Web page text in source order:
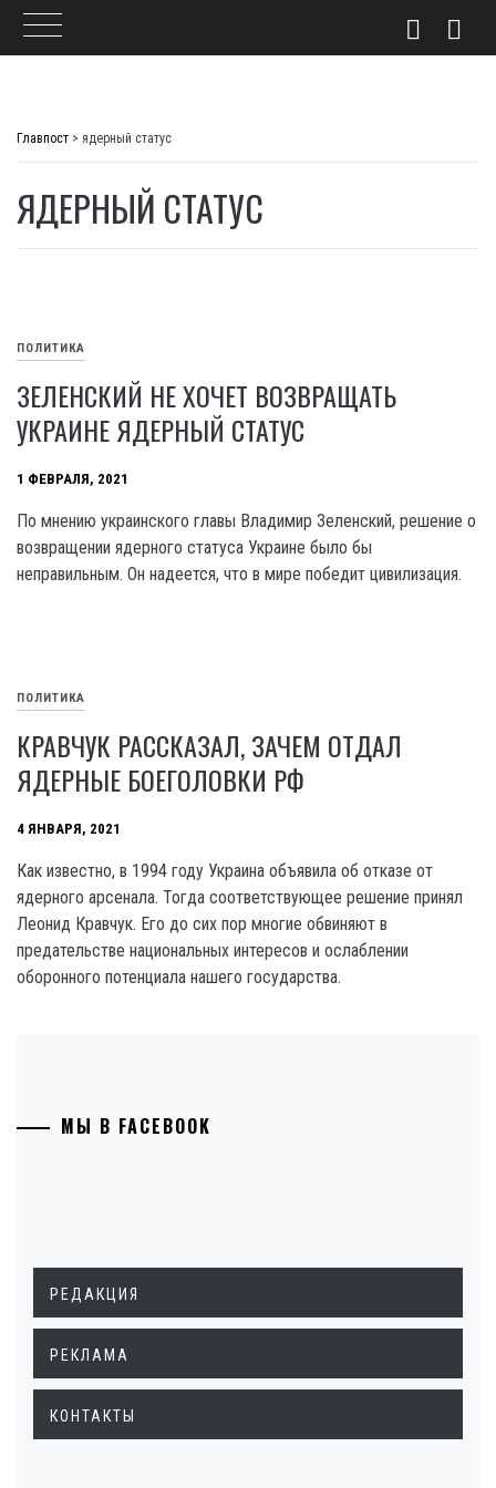
Главпост > ядерный статус
ЯДЕРНЫЙ СТАТУС
ПОЛИТИКА
ЗЕЛЕНСКИЙ НЕ ХОЧЕТ ВОЗВРАЩАТЬ
УКРАИНЕ ЯДЕРНЫЙ СТАТУС
1 ФЕВРАЛЯ, 2021
По мнению украинского главы Владимир Зеленский, решение о
возвращении ядерного статуса Украине было бы
неправильным. Он надеется, что в мире победит цивилизация.
ПОЛИТИКА
КРАВЧУК РАССКАЗАЛ, ЗАЧЕМ ОТДАЛ
ЯДЕРНЫЕ БОЕГОЛОВКИ РФ
4 ЯНВАРЯ, 2021
Как известно, в 1994 году Украина объявила об отказе от
ядерного арсенала. Тогда соответствующее решение принял
Леонид Кравчук. Его до сих пор многие обвиняют в
предательстве национальных интересов и ослаблении
оборонного потенциала нашего государства.
МЫ В FACEBOOK
РЕДАКЦИЯ
РЕКЛАМА
КОНТАКТЫ